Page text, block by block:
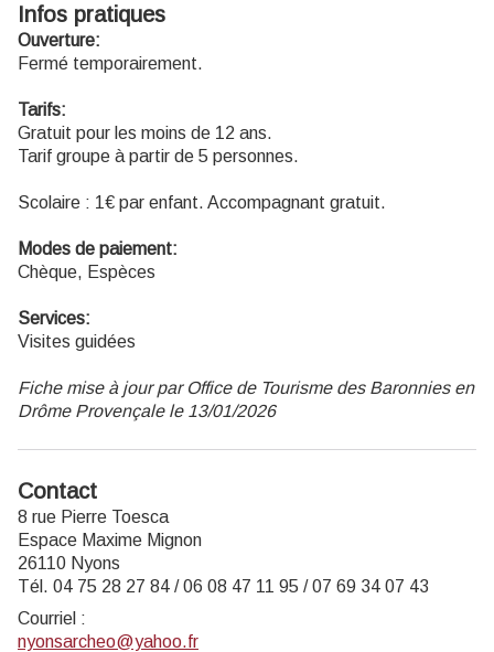
Infos pratiques
Ouverture:
Fermé temporairement.
Tarifs:
Gratuit pour les moins de 12 ans.
Tarif groupe à partir de 5 personnes.
Scolaire : 1€ par enfant. Accompagnant gratuit.
Modes de paiement:
Chèque, Espèces
Services:
Visites guidées
Fiche mise à jour par Office de Tourisme des Baronnies en
Drôme Provençale le 13/01/2026
Contact
8 rue Pierre Toesca
Espace Maxime Mignon
26110 Nyons
Tél. 04 75 28 27 84 / 06 08 47 11 95 / 07 69 34 07 43
Courriel :
nyonsarcheo@yahoo.fr